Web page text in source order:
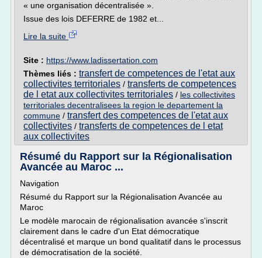
« une organisation décentralisée ».
Issue des lois DEFERRE de 1982 et...
Lire la suite
Site : https://www.ladissertation.com
Thèmes liés : transfert de competences de l'etat aux
collectivites territoriales / transferts de competences
de l etat aux collectivites territoriales / les collectivites
territoriales decentralisees la region le departement la
commune / transfert des competences de l'etat aux
collectivites / transferts de competences de l etat
aux collectivites
Résumé du Rapport sur la Régionalisation
Avancée au Maroc ...
Navigation
Résumé du Rapport sur la Régionalisation Avancée au
Maroc
Le modèle marocain de régionalisation avancée s'inscrit
clairement dans le cadre d'un Etat démocratique
décentralisé et marque un bond qualitatif dans le processus
de démocratisation de la société.